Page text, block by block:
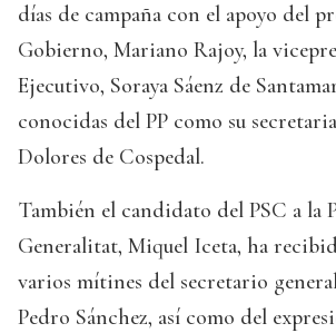
días de campaña con el apoyo del
Gobierno, Mariano Rajoy, la
Ejecutivo, Soraya Sáenz de
conocidas del PP como su
Dolores de Cospedal.
También el candidato del PSC a la
Generalitat, Miquel Iceta, ha
varios mítines del secretario
Pedro Sánchez, así como del